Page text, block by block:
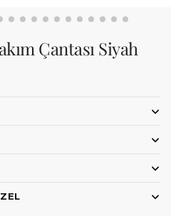
Çantası Siyah